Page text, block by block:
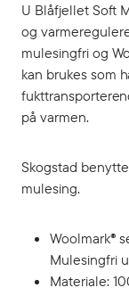
U Blåfjellet Soft
og
mulesingfri og
kan brukes som
på varmen.
Skogstad
mulesing.
Woolmark®
Mulesingfri
Materiale: